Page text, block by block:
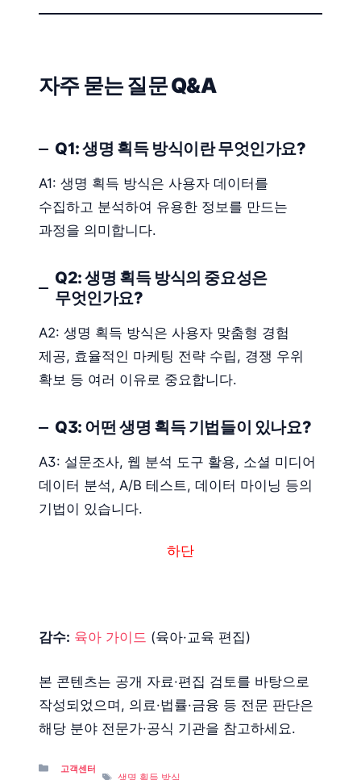
자주 묻는 질문 Q&A
Q1: 생명 획득 방식이란 무엇인가요?
A1: 생명 획득 방식은 사용자 데이터를
수집하고 분석하여 유용한 정보를 만드는
과정을 의미합니다.
Q2: 생명 획득 방식의 중요성은
무엇인가요?
A2: 생명 획득 방식은 사용자 맞춤형 경험
제공, 효율적인 마케팅 전략 수립, 경쟁 우위
확보 등 여러 이유로 중요합니다.
Q3: 어떤 생명 획득 기법들이 있나요?
A3: 설문조사, 웹 분석 도구 활용, 소셜 미디어
데이터 분석, A/B 테스트, 데이터 마이닝 등의
기법이 있습니다.
하단
감수: 육아 가이드 (육아·교육 편집)
본 콘텐츠는 공개 자료·편집 검토를 바탕으로
작성되었으며, 의료·법률·금융 등 전문 판단은
해당 분야 전문가·공식 기관을 참고하세요.
Categories
고객센터
Tags
생명 획득 방식